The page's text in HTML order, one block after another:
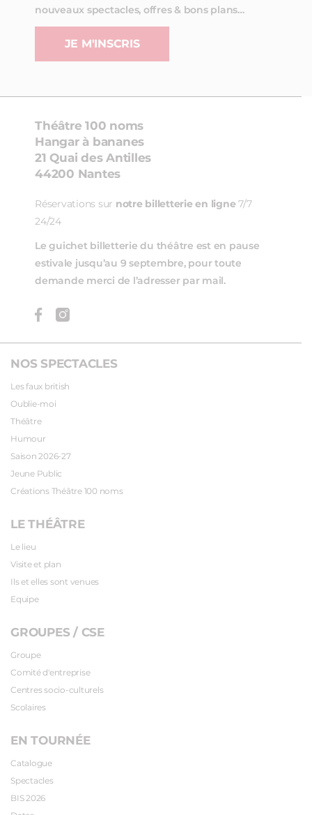
nouveaux spectacles, offres & bons plans…
JE M'INSCRIS
NOS SPECTACLES
Les faux british
Oublie-moi
Théâtre
Humour
Saison 2026-27
Jeune Public
Créations Théâtre 100 noms
LE THÉÂTRE
Le lieu
Visite et plan
Ils et elles sont venues
Equipe
GROUPES / CSE
Groupe
Comité d'entreprise
Centres socio-culturels
Scolaires
EN TOURNÉE
Catalogue
Spectacles
BIS 2026
Théâtre 100 noms
Hangar à bananes
21 Quai des Antilles
44200 Nantes
Réservations sur notre billetterie en ligne 7/7
24/24
Le guichet billetterie du théâtre est en pause
estivale jusqu’au 9 septembre, pour toute
demande merci de l’adresser par mail.